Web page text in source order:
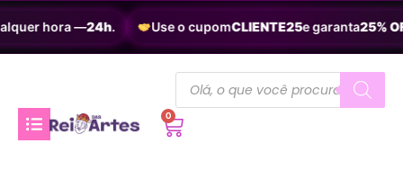
hora —24h. Use o cupomCLIENTE25e garanta25% OFF
0